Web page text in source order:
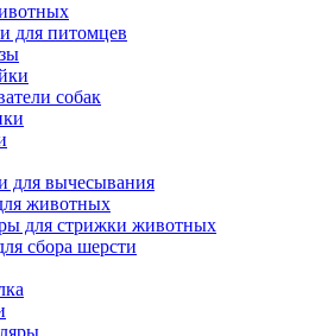
для питомцев
собак
для вычесывания
животных
для стрижки животных
сбора шерсти